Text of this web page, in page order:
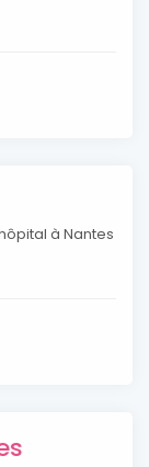
à Nantes